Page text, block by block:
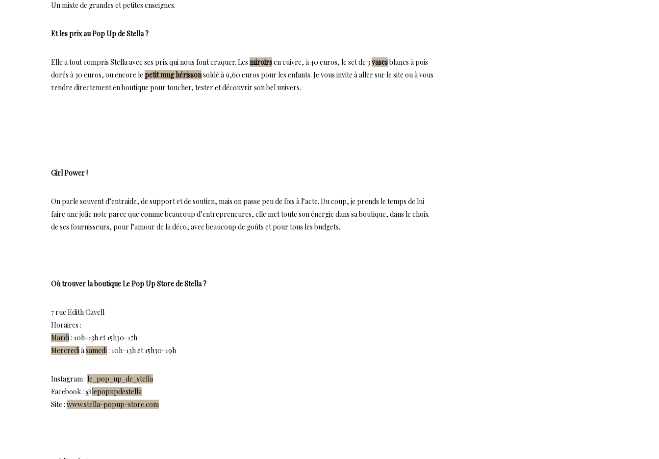
Un mixte de grandes et petites enseignes.
Et les prix au Pop Up de Stella ?
Elle a tout compris Stella avec ses prix qui nous font craquer. Les miroirsen cuivre, à 40 euros, le set de 3 vasesblancs à pois
dorés à 30 euros, ou encore le petit mug hérissonsoldé à 9,60 euros pour les enfants. Je vous invite à aller sur le site ou à vous
rendre directement en boutique pour toucher, tester et découvrir son bel univers.
Girl Power !
On parle souvent d’entraide, de support et de soutien, mais on passe peu de fois à l’acte. Du coup, je prends le temps de lui
faire une jolie note parce que comme beaucoup d’entrepreneures, elle met toute son énergie dans sa boutique, dans le choix
de ses fournisseurs, pour l’amour de la déco, avec beaucoup de goûts et pour tous les budgets.
Où trouver la boutique Le Pop Up Store de Stella ?
7 rue Edith Cavell
Horaires :
Mardi: 10h-13h et 15h30-17h
Mercrediàsamedi: 10h-13h et 15h30-19h
Instagram : le_pop_up_de_stella
Facebook : @lepopupdestella
Site : www.stella-popup-store.com